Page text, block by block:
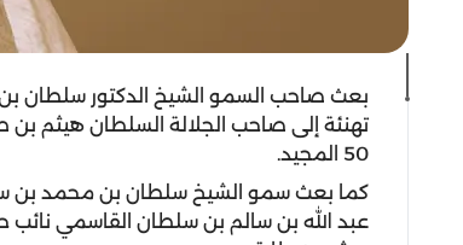
بعث صاحب السمو الشيخ الدكتور سلطان
تهنئة إلى صاحب الجلالة السلطان هيثم
50 المجيد.
كما بعث سمو الشيخ سلطان بن محمد بن
عبد الله بن سالم بن سلطان القاسمي نائب